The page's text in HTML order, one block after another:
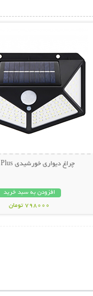
چراغ دیواری خورشیدی Solar Plus
افزودن به سبد خرید
798000 تومان